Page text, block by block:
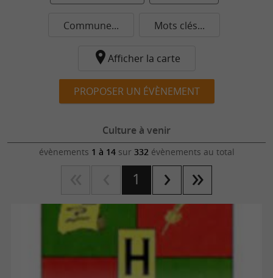
Commune... Mots clés...
Afficher la carte
PROPOSER UN ÉVÈNEMENT
Culture à venir
évènements 1 à 14sur 332évènements au total
1